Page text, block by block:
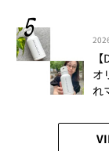
オ
れ
隊